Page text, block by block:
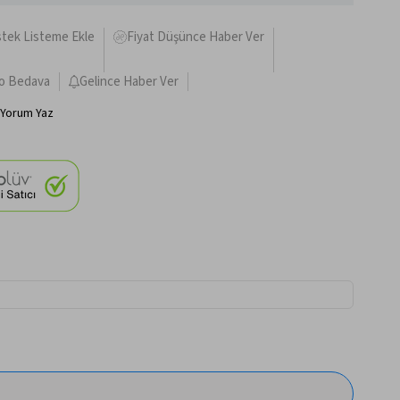
Listeme Ekle Fiyat Düşünce Haber Ver
Bedava Gelince Haber Ver
Yorum Yaz